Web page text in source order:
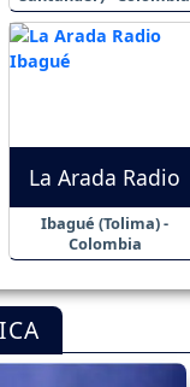
La Arada Radio
Ibagué (Tolima) -
Colombia